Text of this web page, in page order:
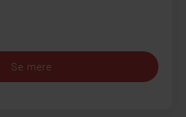
Se mere